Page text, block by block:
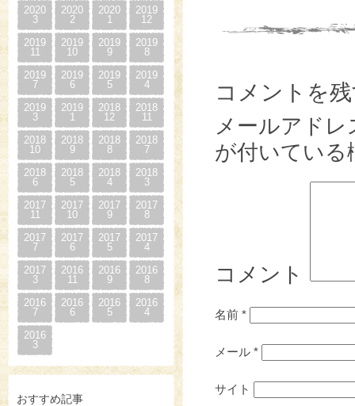
2020
3
2020
2
2020
1
2019
12
2019
11
2019
10
2019
9
2019
8
2019
7
2019
6
2019
5
2019
4
2019
3
2019
1
2018
12
2018
11
2018
10
2018
9
2018
8
2018
7
2018
6
2018
5
2018
4
2018
3
2017
11
2017
10
2017
9
2017
8
2017
7
2017
6
2017
5
2017
4
2017
3
2016
11
2016
9
2016
8
2016
7
2016
6
2016
5
2016
4
2016
3
おすすめ記事
コメントを
メールアド
が付いている
コメント
名前 *
メール *
サイト